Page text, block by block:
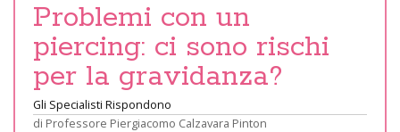
Problemi con un
piercing: ci sono rischi
per la gravidanza?
Gli Specialisti Rispondono
di Professore Piergiacomo Calzavara Pinton